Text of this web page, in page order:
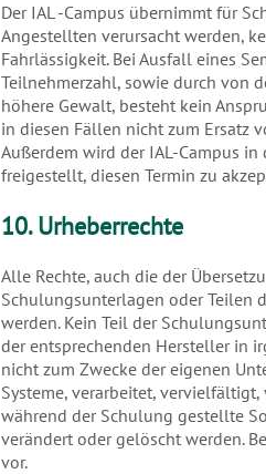
Der IAL -Campus übernimmt für
Angestellten verursacht werden,
Fahrlässigkeit. Bei Ausfall eines
Teilnehmerzahl, sowie durch von
höhere Gewalt, besteht kein
in diesen Fällen nicht zum Ersatz
Außerdem wird der IAL-Campus
freigestellt, diesen Termin zu
10. Urheberrechte
Alle Rechte, auch die der
Schulungsunterlagen oder Teilen
werden. Kein Teil der
der entsprechenden Hersteller in
nicht zum Zwecke der eigenen
Systeme, verarbeitet,
während der Schulung gestellte
verändert oder gelöscht werden.
vor.